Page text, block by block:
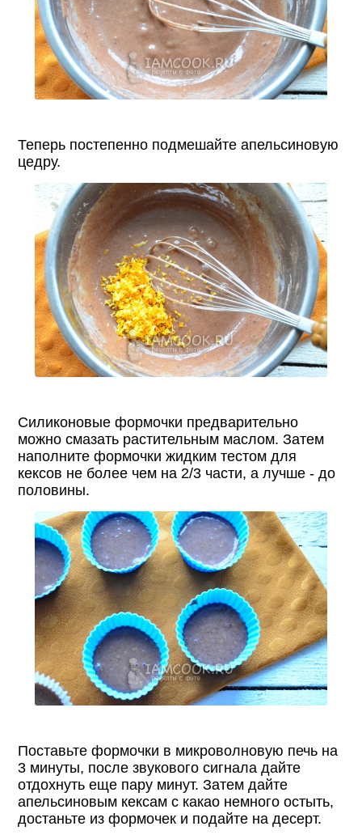
Теперь постепенно подмешайте апельсиновую
цедру.
Силиконовые формочки предварительно
можно смазать растительным маслом. Затем
наполните формочки жидким тестом для
кексов не более чем на 2/3 части, а лучше - до
половины.
Поставьте формочки в микроволновую печь на
3 минуты, после звукового сигнала дайте
отдохнуть еще пару минут. Затем дайте
апельсиновым кексам с какао немного остыть,
достаньте из формочек и подайте на десерт.